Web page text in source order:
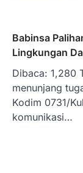
Babinsa
Lingkungan
Dibaca: 1,280
menunjang
Kodim 0731/
komunikasi…